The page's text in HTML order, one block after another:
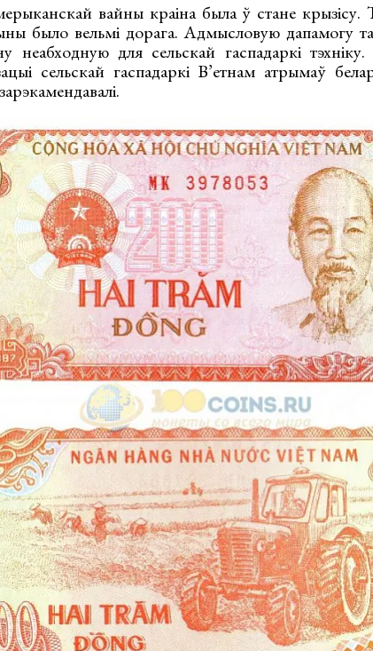
вайны краіна была ў стане крызісу.
было вельмі дорага. Адмысловую дапамогу
неабходную для сельскай гаспадаркі
сельскай гаспадаркі В’етнам атрымаў